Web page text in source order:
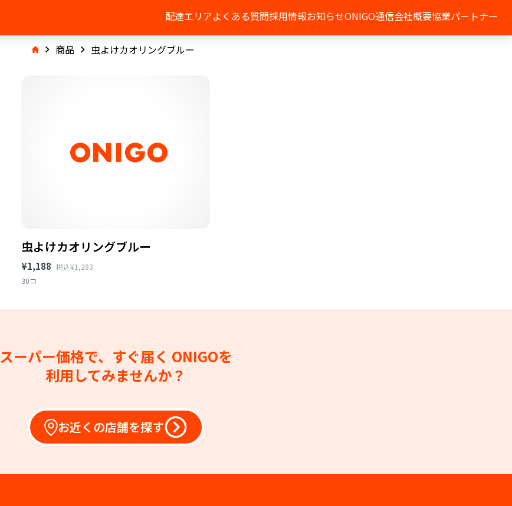
配達エリアよくある質問採用情報お知らせONIGO通信会社概要協業パートナー
商品 虫よけカオリングブルー
虫よけカオリングブルー
¥1,188 税込¥1,283
30コ
スーパー価格で、すぐ届く ONIGOを
利用してみませんか？
お近くの店舗を探す